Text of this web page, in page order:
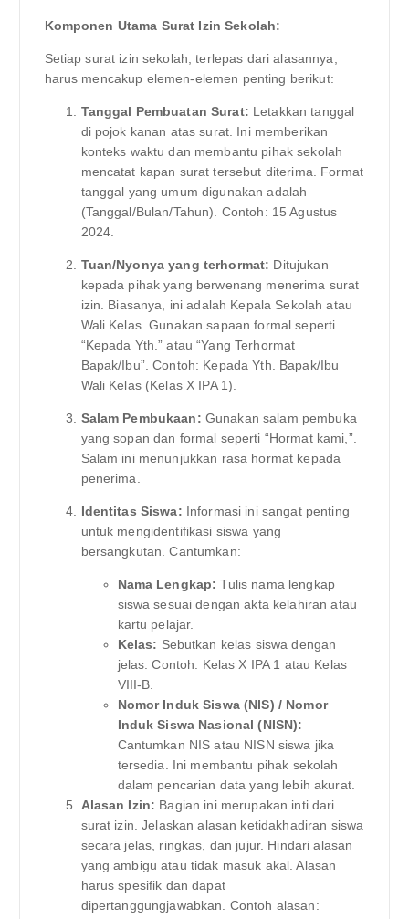
Komponen Utama Surat Izin Sekolah:
Setiap surat izin sekolah, terlepas dari alasannya,
harus mencakup elemen-elemen penting berikut:
Tanggal Pembuatan Surat: Letakkan tanggal
di pojok kanan atas surat. Ini memberikan
konteks waktu dan membantu pihak sekolah
mencatat kapan surat tersebut diterima. Format
tanggal yang umum digunakan adalah
(Tanggal/Bulan/Tahun). Contoh: 15 Agustus
2024.
Tuan/Nyonya yang terhormat: Ditujukan
kepada pihak yang berwenang menerima surat
izin. Biasanya, ini adalah Kepala Sekolah atau
Wali Kelas. Gunakan sapaan formal seperti
“Kepada Yth.” atau “Yang Terhormat
Bapak/Ibu”. Contoh: Kepada Yth. Bapak/Ibu
Wali Kelas (Kelas X IPA 1).
Salam Pembukaan: Gunakan salam pembuka
yang sopan dan formal seperti “Hormat kami,”.
Salam ini menunjukkan rasa hormat kepada
penerima.
Identitas Siswa: Informasi ini sangat penting
untuk mengidentifikasi siswa yang
bersangkutan. Cantumkan:
Nama Lengkap: Tulis nama lengkap
siswa sesuai dengan akta kelahiran atau
kartu pelajar.
Kelas: Sebutkan kelas siswa dengan
jelas. Contoh: Kelas X IPA 1 atau Kelas
VIII-B.
Nomor Induk Siswa (NIS) / Nomor
Induk Siswa Nasional (NISN):
Cantumkan NIS atau NISN siswa jika
tersedia. Ini membantu pihak sekolah
dalam pencarian data yang lebih akurat.
Alasan Izin: Bagian ini merupakan inti dari
surat izin. Jelaskan alasan ketidakhadiran siswa
secara jelas, ringkas, dan jujur. Hindari alasan
yang ambigu atau tidak masuk akal. Alasan
harus spesifik dan dapat
dipertanggungjawabkan. Contoh alasan: